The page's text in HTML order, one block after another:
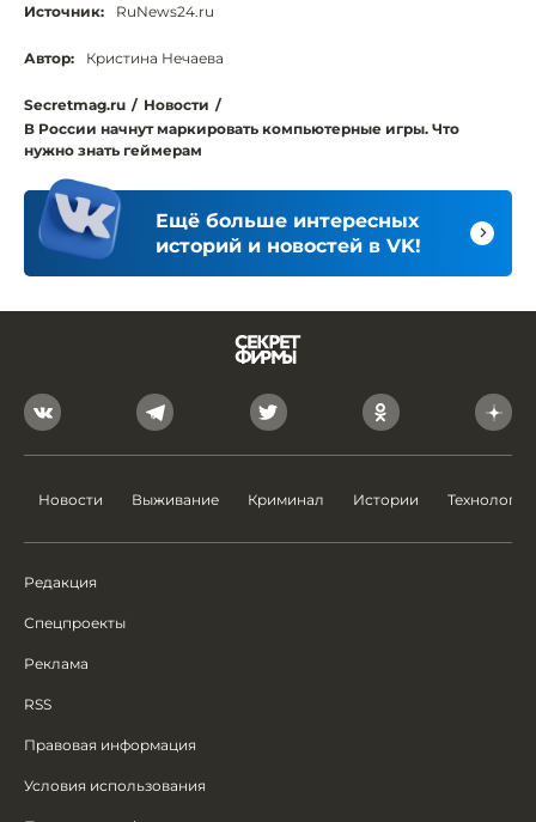
Источник: RuNews24.ru
Автор: Кристина Нечаева
Secretmag.ru / Новости /
В России начнут маркировать компьютерные игры. Что
нужно знать геймерам
Ещё больше интересных
историй и новостей в VK!
Новости Выживание Криминал Истории Технологии
Редакция
Спецпроекты
Реклама
RSS
Правовая информация
Условия использования